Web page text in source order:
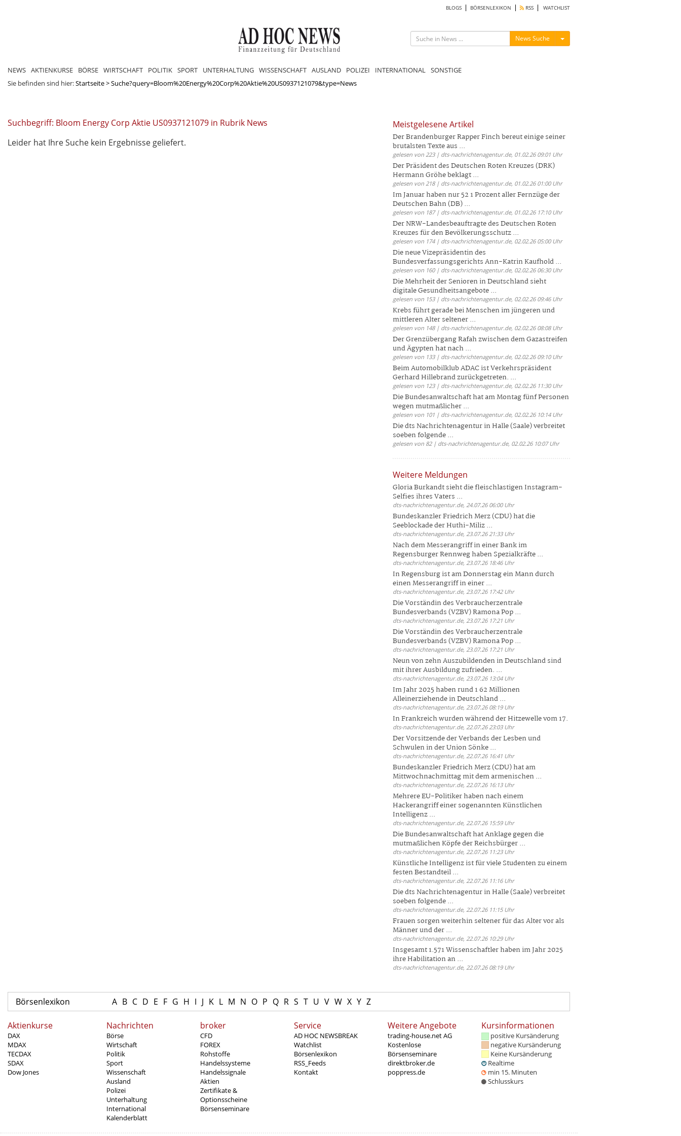
BLOGS BÖRSENLEXIKON RSS WATCHLIST
News Suche Menü ein-/ausblenden
NEWS AKTIENKURSE BÖRSE WIRTSCHAFT POLITIK SPORT UNTERHALTUNG WISSENSCHAFT AUSLAND POLIZEI INTERNATIONAL SONSTIGE
Sie befinden sind hier:Startseite>Suche?query=Bloom%20Energy%20Corp%20Aktie%20US0937121079&type=News
Suchbegriff: Bloom Energy Corp Aktie US0937121079 in Rubrik News
Leider hat Ihre Suche kein Ergebnisse geliefert.
Meistgelesene Artikel
Der Brandenburger Rapper Finch bereut einige seiner
brutalsten Texte aus ...
gelesen von 223 | dts-nachrichtenagentur.de, 01.02.26 09:01 Uhr
Der Präsident des Deutschen Roten Kreuzes (DRK)
Hermann Gröhe beklagt ...
gelesen von 218 | dts-nachrichtenagentur.de, 01.02.26 01:00 Uhr
Im Januar haben nur 52 1 Prozent aller Fernzüge der
Deutschen Bahn (DB) ...
gelesen von 187 | dts-nachrichtenagentur.de, 01.02.26 17:10 Uhr
Der NRW-Landesbeauftragte des Deutschen Roten
Kreuzes für den Bevölkerungsschutz ...
gelesen von 174 | dts-nachrichtenagentur.de, 02.02.26 05:00 Uhr
Die neue Vizepräsidentin des
Bundesverfassungsgerichts Ann-Katrin Kaufhold ...
gelesen von 160 | dts-nachrichtenagentur.de, 02.02.26 06:30 Uhr
Die Mehrheit der Senioren in Deutschland sieht
digitale Gesundheitsangebote ...
gelesen von 153 | dts-nachrichtenagentur.de, 02.02.26 09:46 Uhr
Krebs führt gerade bei Menschen im jüngeren und
mittleren Alter seltener ...
gelesen von 148 | dts-nachrichtenagentur.de, 02.02.26 08:08 Uhr
Der Grenzübergang Rafah zwischen dem Gazastreifen
und Ägypten hat nach ...
gelesen von 133 | dts-nachrichtenagentur.de, 02.02.26 09:10 Uhr
Beim Automobilklub ADAC ist Verkehrspräsident
Gerhard Hillebrand zurückgetreten. ...
gelesen von 123 | dts-nachrichtenagentur.de, 02.02.26 11:30 Uhr
Die Bundesanwaltschaft hat am Montag fünf Personen
wegen mutmaßlicher ...
gelesen von 101 | dts-nachrichtenagentur.de, 02.02.26 10:14 Uhr
Die dts Nachrichtenagentur in Halle (Saale) verbreitet
soeben folgende ...
gelesen von 82 | dts-nachrichtenagentur.de, 02.02.26 10:07 Uhr
Weitere Meldungen
Gloria Burkandt sieht die fleischlastigen Instagram-
Selfies ihres Vaters ...
dts-nachrichtenagentur.de, 24.07.26 06:00 Uhr
Bundeskanzler Friedrich Merz (CDU) hat die
Seeblockade der Huthi-Miliz ...
dts-nachrichtenagentur.de, 23.07.26 21:33 Uhr
Nach dem Messerangriff in einer Bank im
Regensburger Rennweg haben Spezialkräfte ...
dts-nachrichtenagentur.de, 23.07.26 18:46 Uhr
In Regensburg ist am Donnerstag ein Mann durch
einen Messerangriff in einer ...
dts-nachrichtenagentur.de, 23.07.26 17:42 Uhr
Die Vorständin des Verbraucherzentrale
Bundesverbands (VZBV) Ramona Pop ...
dts-nachrichtenagentur.de, 23.07.26 17:21 Uhr
Die Vorständin des Verbraucherzentrale
Bundesverbands (VZBV) Ramona Pop ...
dts-nachrichtenagentur.de, 23.07.26 17:21 Uhr
Neun von zehn Auszubildenden in Deutschland sind
mit ihrer Ausbildung zufrieden. ...
dts-nachrichtenagentur.de, 23.07.26 13:04 Uhr
Im Jahr 2025 haben rund 1 62 Millionen
Alleinerziehende in Deutschland ...
dts-nachrichtenagentur.de, 23.07.26 08:19 Uhr
In Frankreich wurden während der Hitzewelle vom 17.
dts-nachrichtenagentur.de, 22.07.26 23:03 Uhr
Der Vorsitzende der Verbands der Lesben und
Schwulen in der Union Sönke ...
dts-nachrichtenagentur.de, 22.07.26 16:41 Uhr
Bundeskanzler Friedrich Merz (CDU) hat am
Mittwochnachmittag mit dem armenischen ...
dts-nachrichtenagentur.de, 22.07.26 16:13 Uhr
Mehrere EU-Politiker haben nach einem
Hackerangriff einer sogenannten Künstlichen
Intelligenz ...
dts-nachrichtenagentur.de, 22.07.26 15:59 Uhr
Die Bundesanwaltschaft hat Anklage gegen die
mutmaßlichen Köpfe der Reichsbürger ...
dts-nachrichtenagentur.de, 22.07.26 11:23 Uhr
Künstliche Intelligenz ist für viele Studenten zu einem
festen Bestandteil ...
dts-nachrichtenagentur.de, 22.07.26 11:16 Uhr
Die dts Nachrichtenagentur in Halle (Saale) verbreitet
soeben folgende ...
dts-nachrichtenagentur.de, 22.07.26 11:15 Uhr
Frauen sorgen weiterhin seltener für das Alter vor als
Männer und der ...
dts-nachrichtenagentur.de, 22.07.26 10:29 Uhr
Insgesamt 1.571 Wissenschaftler haben im Jahr 2025
ihre Habilitation an ...
dts-nachrichtenagentur.de, 22.07.26 08:19 Uhr
Börsenlexikon A B C D E F G H I J K L M N O P Q R S T U V W X Y Z
Aktienkurse
DAX
MDAX
TECDAX
SDAX
Dow Jones
Nachrichten
Börse
Wirtschaft
Politik
Sport
Wissenschaft
Ausland
Polizei
Unterhaltung
International
Kalenderblatt
broker
CFD
FOREX
Rohstoffe
Handelssysteme
Handelssignale
Aktien
Zertifikate &
Optionsscheine
Börsenseminare
Service
AD HOC NEWSBREAK
Watchlist
Börsenlexikon
RSS_Feeds
Kontakt
Weitere Angebote
trading-house.net AG
Kostenlose
Börsenseminare
direktbroker.de
poppress.de
Kursinformationen
positive Kursänderung
negative Kursänderung
Keine Kursänderung
Realtime
min 15. Minuten
Schlusskurs